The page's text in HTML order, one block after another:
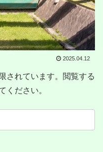
2025.04.12
されています。閲覧する
ください。